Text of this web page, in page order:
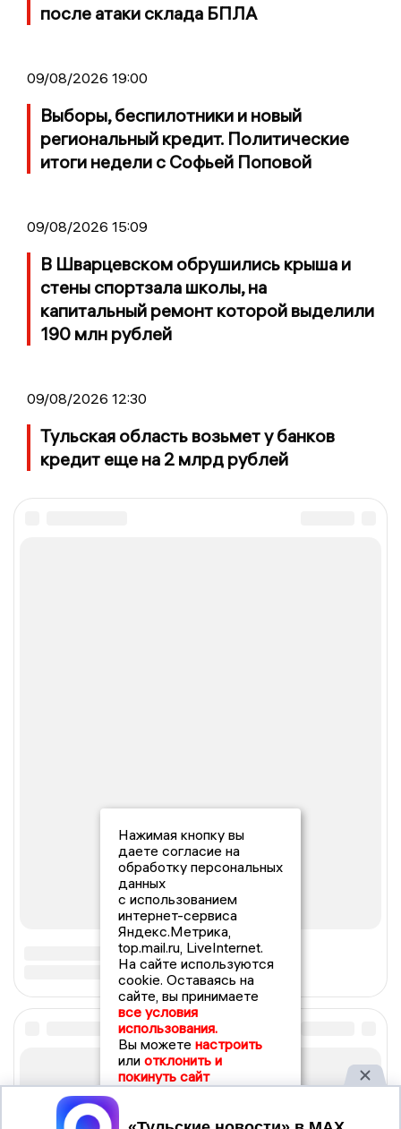
после атаки склада БПЛА
09/08/2026 19:00
Выборы, беспилотники и новый
региональный кредит. Политические
итоги недели с Софьей Поповой
09/08/2026 15:09
В Шварцевском обрушились крыша и
стены спортзала школы, на
капитальный ремонт которой выделили
190 млн рублей
09/08/2026 12:30
Тульская область возьмет у банков
кредит еще на 2 млрд рублей
Нажимая кнопку вы
даете согласие на
обработку персональных
данных
с использованием
интернет-сервиса
Яндекс.Метрика,
top.mail.ru, LiveInternet.
На сайте используются
cookie. Оставаясь на
сайте, вы принимаете
все условия
использования.
Вы можете настроить
или отклонить и
покинуть сайт
Принять